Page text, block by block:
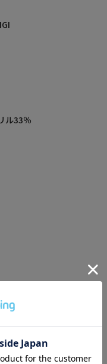
ふっくらとした仕上が
ズ、04はLLサイズを表し
:73cm ヒップ:95cm 着
合があります。
ル33％